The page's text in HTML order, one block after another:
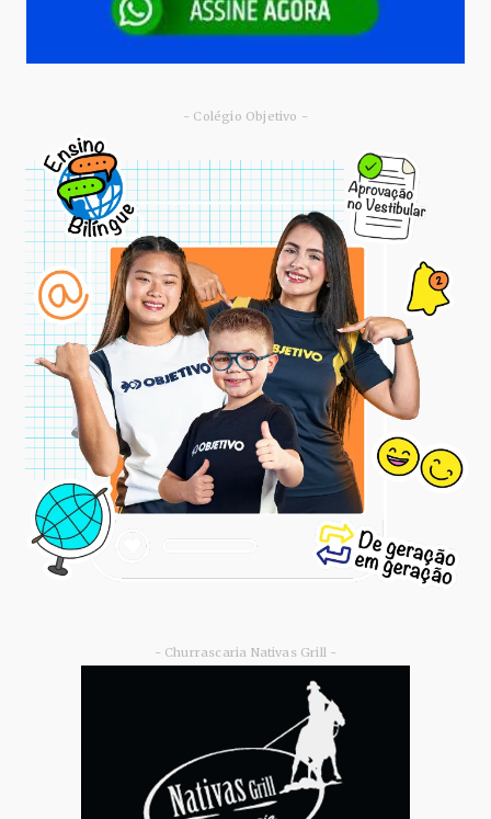
- Colégio Objetivo -
- Churrascaria Nativas Grill -